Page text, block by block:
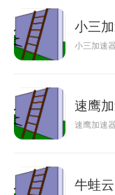
小三
小三加速
速鹰
速鹰加速
牛蛙